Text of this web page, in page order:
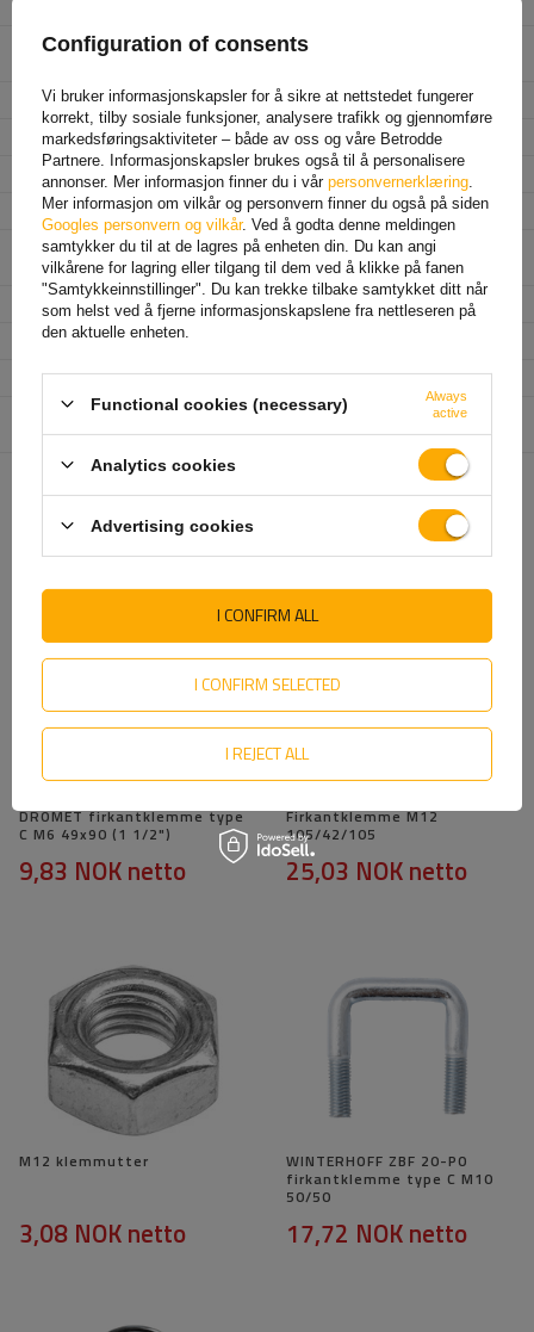
Materiale
Zabezpieczenie przed
ocynk min 8µm
Wysokość całkowita
78 mm
Długość gwintu
41 mm
Bredde
49 mm
Monteringsavstand
43 mm
Średnica części gładkiej
pręta
fi.5,2 mm
Promień gięcia
R3
Średnica gwintu
Tomme
1 1/4"
Enhet som er ansvarlig for
dette produktet i EU
Dromet Spółka z o. o. sp. k. Mer
ANBEFALT FOR DEG
DROMET firkantklemme type
C M6 49x90 (1 1/2")
9,83 NOKnetto
Firkantklemme M12
105/42/105
25,03 NOKnetto
M12 klemmutter
3,08 NOKnetto
WINTERHOFF ZBF 20-PO
firkantklemme type C M10
50/50
17,72 NOKnetto
Configuration of consents
Vi bruker informasjonskapsler for å sikre at nettstedet fungerer
korrekt, tilby sosiale funksjoner, analysere trafikk og gjennomføre
markedsføringsaktiviteter – både av oss og våre Betrodde
Partnere. Informasjonskapsler brukes også til å personalisere
annonser. Mer informasjon finner du i vår personvernerklæring
Mer informasjon om vilkår og personvern finner du også på siden
Googles personvern og vilkår. Ved å godta denne meldingen
samtykker du til at de lagres på enheten din. Du kan angi
vilkårene for lagring eller tilgang til dem ved å klikke på fanen
"Samtykkeinnstillinger". Du kan trekke tilbake samtykket ditt når
som helst ved å fjerne informasjonskapslene fra nettleseren på
den aktuelle enheten.
Functional cookies (necessary)
Always
active
Analytics cookies
Advertising cookies
I CONFIRM SELECTED
I REJECT ALL
I CONFIRM ALL